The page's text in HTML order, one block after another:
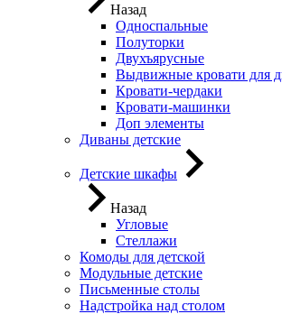
Назад
Односпальные
Полуторки
Двухъярусные
Выдвижные кровати для
Кровати-чердаки
Кровати-машинки
Доп элементы
Диваны детские
Детские шкафы
Назад
Угловые
Стеллажи
Комоды для детской
Модульные детские
Письменные столы
Надстройка над столом